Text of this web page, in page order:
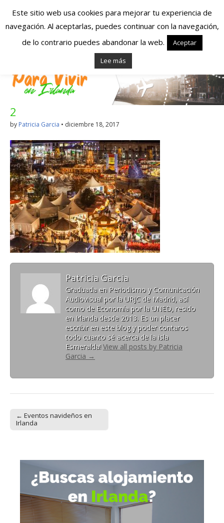
Españoles en
Irlanda – Vivir en
Irlanda – Trabajo
en Irlanda –
Alojamiento en
Irlanda
Blog dedicado a los que viven, estudian y trabajan en
Irlanda!
2
by Patricia Garcia • diciembre 18, 2017
Patricia Garcia
Graduada en Periodismo y Comunicación
Audiovisual por la URJC de Madrid, así
como de Economía por la UNED, resido
en Irlanda desde 2013. Es un placer
escribir en este blog y poder contaros
todo cuanto sé acerca de la isla
Esmeralda! View all posts by Patricia
Garcia →
Post navigation
← Eventos navideños en
Irlanda
Este sitio web usa cookies para mejorar tu experiencia de
navegación. Al aceptarlas, puedes continuar con la navegación,
de lo contrario puedes abandonar la web.
Aceptar
Lee más